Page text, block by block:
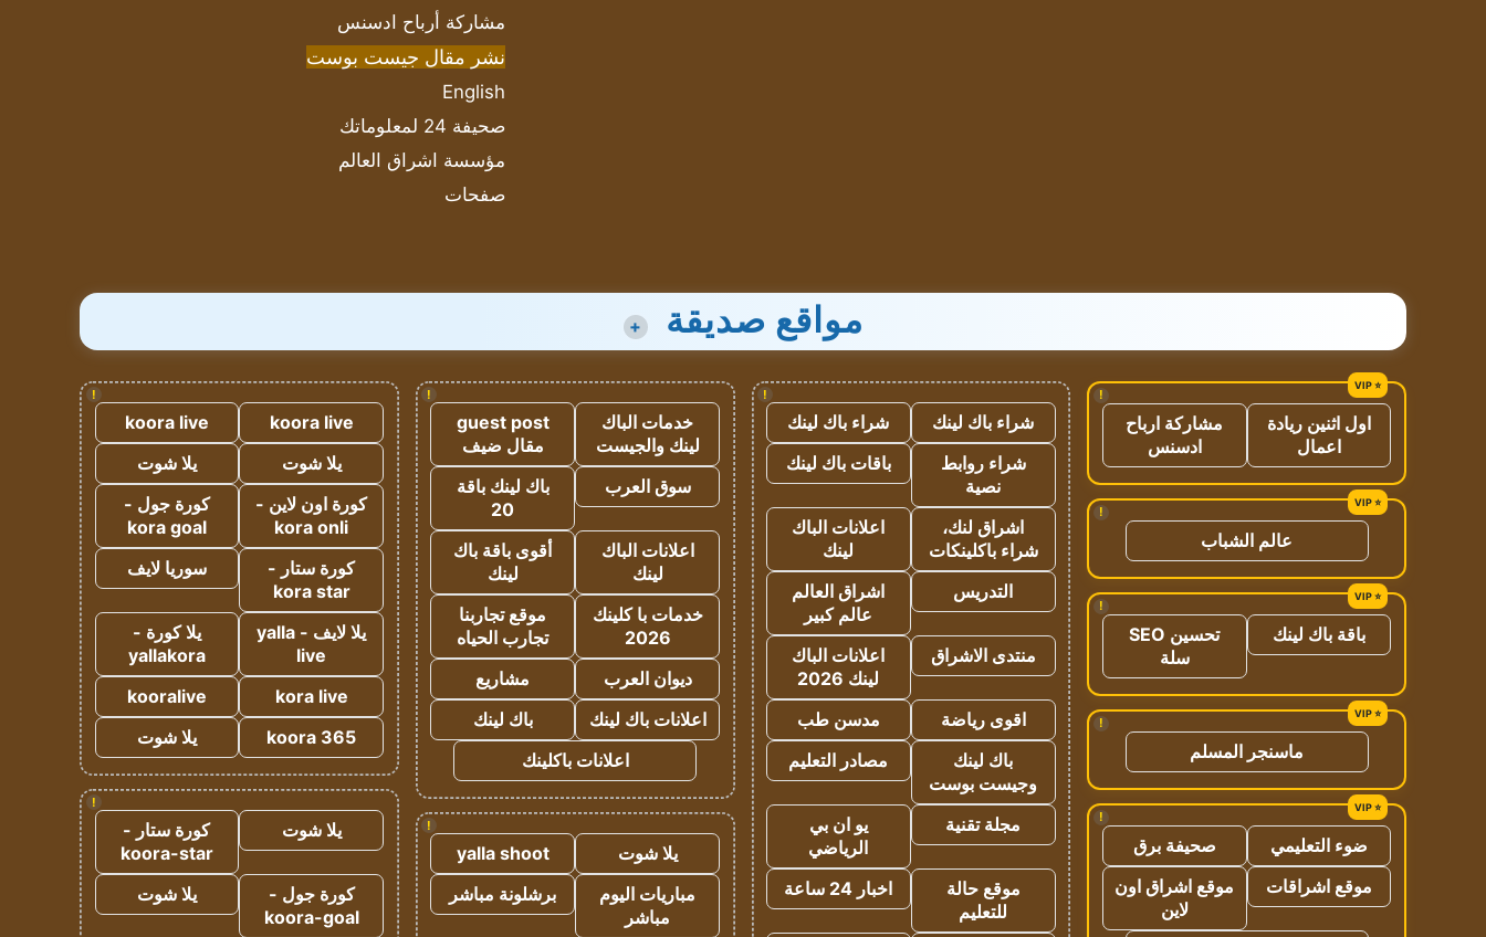
مشاركة أرباح ادسنس
نشر مقال جيست بوست
English
صحيفة 24 لمعلوماتك
مؤسسة اشراق العالم
صفحات
مواقع صديقة +
!
اول اثنين ريادة
اعمال
مشاركة ارباح
ادسنس
!
عالم الشباب
!
باقة باك لينك
تحسين SEO
سلة
!
ماسنجر المسلم
!
ضوء التعليمي
صحيفة برق
موقع اشراقات
موقع اشراق اون
لاين
!
شراء باك لينك
شراء باك لينك
شراء روابط
نصية
باقات باك لينك
اشراق لنك،
شراء باكلينكات
اعلانات الباك
لينك
التدريس
اشراق العالم
عالم كبير
منتدى الاشراق
اعلانات الباك
لينك 2026
اقوى رياضة
مدسن طب
باك لينك
وجيست بوست
مصادر التعليم
مجلة تقنية
يو ان بي
الرياضي
موقع حالة
للتعليم
اخبار 24 ساعة
!
خدمات الباك
لينك والجيست
guest post
مقال ضيف
سوق العرب
باك لينك باقة
20
اعلانات الباك
لينك
أقوى باقة باك
لينك
خدمات با كلينك
2026
موقع تجاربنا
تجارب الحياه
ديوان العرب
مشاريع
اعلانات باك لينك
باك لينك
اعلانات باكلينك
!
يلا شوت
yalla shoot
مباريات اليوم
مباشر
برشلونة مباشر
!
koora live
koora live
يلا شوت
يلا شوت
كورة اون لاين -
kora onli
كورة جول -
kora goal
كورة ستار -
kora star
سوريا لايف
يلا لايف - yalla
live
يلا كورة -
yallakora
kora live
kooralive
koora 365
يلا شوت
!
يلا شوت
كورة ستار -
koora-star
كورة جول -
koora-goal
يلا شوت